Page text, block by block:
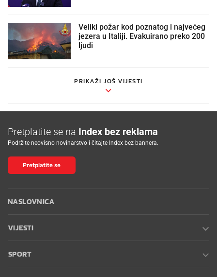
Veliki požar kod poznatog i najvećeg
jezera u Italiji. Evakuirano preko 200
ljudi
PRIKAŽI JOŠ VIJESTI
Pretplatite se na Index bez reklama
Podržite neovisno novinarstvo i čitajte Index bez bannera.
Pretplatite se
NASLOVNICA
VIJESTI
SPORT